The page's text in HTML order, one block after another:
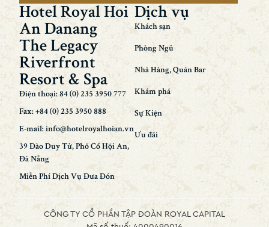
Hotel Royal Hoi
An Danang
The Legacy
Riverfront
Resort & Spa
Điện thoại: 84 (0) 235 3950 777
Fax: +84 (0) 235 3950 888
E-mail: info@hotelroyalhoian.vn
39 Đào Duy Từ, Phố Cổ Hội An,
Đà Nẵng
Miễn Phí Dịch Vụ Đưa Đón
Dịch vụ
Khách sạn
Phòng Ngủ
Nhà Hàng, Quán Bar
Khám phá
Sự Kiện
Ưu đãi
CÔNG TY CỔ PHẦN TẬP ĐOÀN ROYAL CAPITAL